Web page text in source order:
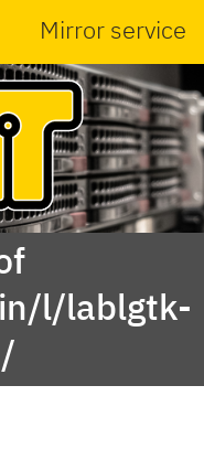
Mirror service
l/lablgtk-